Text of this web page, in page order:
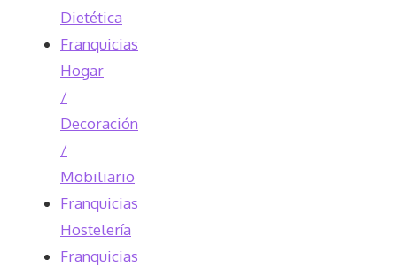
Dietética
Franquicias
Hogar
/
Decoración
/
Mobiliario
Franquicias
Hostelería
Franquicias